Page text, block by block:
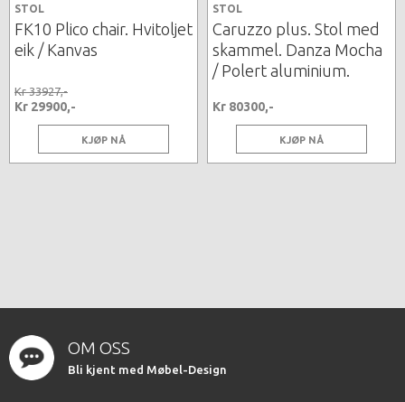
STOL
FK10 Plico chair. Hvitoljet
eik / Kanvas
Kr 33927,-
Kr 29900,-
KJØP NÅ
STOL
Caruzzo plus. Stol med
skammel. Danza Mocha
/ Polert aluminium.
Kr 80300,-
KJØP NÅ
OM OSS
Bli kjent med Møbel-Design